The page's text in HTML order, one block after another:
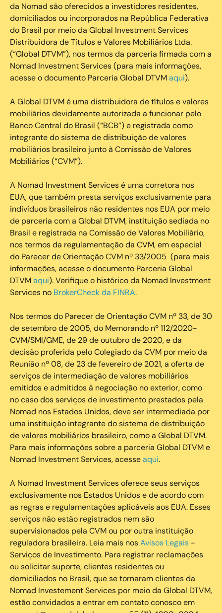
da Nomad são oferecidos a investidores residentes,
domiciliados ou incorporados na República Federativa
do Brasil por meio da Global Investment Services
Distribuidora de Títulos e Valores Mobiliários Ltda.
(“Global DTVM”), nos termos da parceria firmada com a
Nomad Investment Services (para mais informações,
acesse o documento Parceria Global DTVMaqui).
A Global DTVM é uma distribuidora de títulos e valores
mobiliários devidamente autorizada a funcionar pelo
Banco Central do Brasil (“BCB”) e registrada como
integrante do sistema de distribuição de valores
mobiliários brasileiro junto à Comissão de Valores
Mobiliários (“CVM”).
‍A Nomad Investment Services é uma corretora nos
EUA, que também presta serviços exclusivamente para
indivíduos brasileiros não residentes nos EUA por meio
de parceria com a Global DTVM, instituição sediada no
Brasil e registrada na Comissão de Valores Mobiliário,
nos termos da regulamentação da CVM, em especial
do Parecer de Orientação CVM nº 33/2005 (para mais
informações, acesse o documento Parceria Global
DTVMaqui). Verifique o histórico da Nomad Investment
Services no BrokerCheck da FINRA.
Nos termos do Parecer de Orientação CVM nº 33, de 30
de setembro de 2005, do Memorando nº 112/2020-
CVM/SMI/GME, de 29 de outubro de 2020, e da
decisão proferida pelo Colegiado da CVM por meio da
Reunião nº 08, de 23 de fevereiro de 2021, a oferta de
serviços de intermediação de valores mobiliários
emitidos e admitidos à negociação no exterior, como
no caso dos serviços de investimento prestados pela
Nomad nos Estados Unidos, deve ser intermediada por
uma instituição integrante do sistema de distribuição
de valores mobiliários brasileiro, como a Global DTVM.
Para mais informações sobre a parceria Global DTVM e
Nomad Investment Services, acesseaqui.
A Nomad Investment Services oferece seus serviços
exclusivamente nos Estados Unidos e de acordo com
as regras e regulamentações aplicáveis aos EUA. Esses
serviços não estão registrados nem são
supervisionados pela CVM ou por outra instituição
reguladora brasileira. Leia mais nosAvisos Legais -
Serviços de Investimento. Para registrar reclamações
ou solicitar suporte, clientes residentes ou
domiciliados no Brasil, que se tornaram clientes da
Nomad Investement Services por meio da Global DTVM,
estão convidados a entrar em contato conosco em